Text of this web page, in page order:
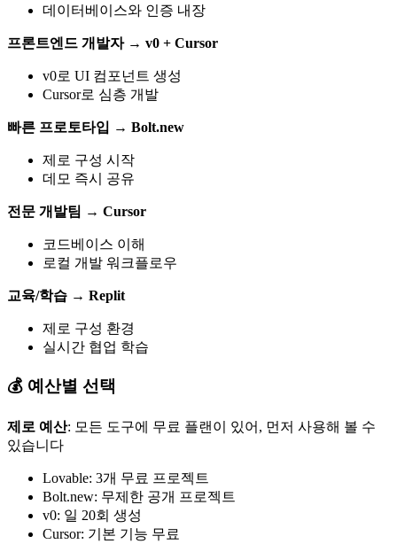
데이터베이스와 인증 내장
프론트엔드 개발자→ v0 + Cursor
v0로 UI 컴포넌트 생성
Cursor로 심층 개발
빠른 프로토타입 → Bolt.new
제로 구성 시작
데모 즉시 공유
전문 개발팀 → Cursor
코드베이스 이해
로컬 개발 워크플로우
교육/학습 → Replit
제로 구성 환경
실시간 협업 학습
💰 예산별 선택
제로 예산: 모든 도구에 무료 플랜이 있어, 먼저 사용해 볼 수
있습니다
Lovable: 3개 무료 프로젝트
Bolt.new: 무제한 공개 프로젝트
v0: 일 20회 생성
Cursor: 기본 기능 무료